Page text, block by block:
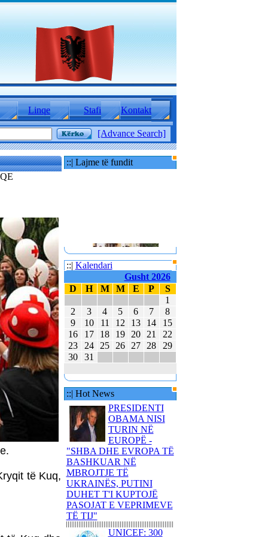
Linqe Stafi Kontakt
[Advance Search]
të Kuq,
::| Lajme të fundit
80 TË RINJ AMERIKANË
E MBAJTËN PARA
KUVENDIT KONCERTIN
ME KËNGË PATRIOTIKE
SHQIPTARE
KËNGËTARJA
BRITANIKE E SHTYN
UDHËTIMIN NË
JUVENTUS DHE
BARCELONA NË
FINALEN EVROPIANE
POLAKËT PO
PËRGATITEN PËR LUFTË
REPUBLIKA E KOSOVËS
DHE REPUBLIKA E
SHQIPËRISË - BASHKË
NË KANË
::| Kalendari
Gusht 2026
D
H M M E P
S
1
2
3 4 5 6 7
8
9
10 11 12 13 14
15
16
17 18 19 20 21
22
23
24 25 26 27 28
29
30
31
::| Hot News
PRESIDENTI
OBAMA NISI
TURIN NË
EUROPË -
"SHBA DHE EVROPA TË
BASHKUAR NË
MBROJTJE TË
UKRAINËS, PUTINI
DUHET T'I KUPTOJË
PASOJAT E VEPRIMEVE
TË TIJ"
UNICEF: 300